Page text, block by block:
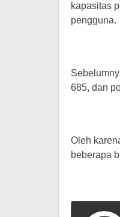
kapasitas
pengguna.
685, dan
Oleh
beberapa